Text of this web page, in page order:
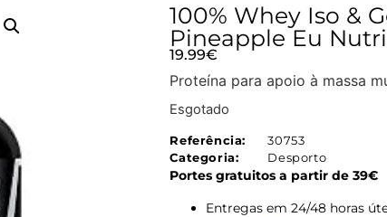
100% Whey Iso &
Pineapple Eu
19.99€
Proteína para apoio à massa
Esgotado
Referência:
30753
Categoria:
Desporto
Portes gratuitos a partir de 39€
Entregas em 24/48 horas